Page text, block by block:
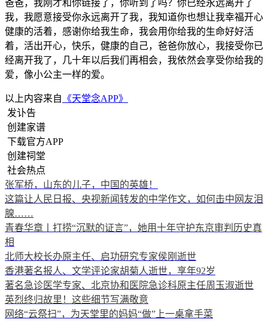
爸爸，我刚才和你链接了，你听到了吗？你已经永远离开了
我，我愿意接受你永远离开了我，我知道你也想让我幸福开心
健康的活着，感谢你给我生命，我会用你给我的生命好好活
着，活出开心，快乐，健康的自己，爸爸你放心，我接受你已
经离开我了，几十年以后我们再相会，我依然会享受你给我的
爱，像小公主一样的爱。
以上内容来自 《天堂念APP》
发讣告
创建家谱
下载官方APP
创建祠堂
社会热点
张军桥，山东的儿子，中国的英雄！
这篇让人民日报、央视新闻转发的中学作文，如何击中网友泪
腺……
青春华章丨打捞“沉默的证言”，她用十年守护东京审判历史真
相
北师大校长办原主任、启功研究专家侯刚逝世
香港著名报人、文学评论家胡菊人逝世，享年92岁
著名急诊医学专家、北京协和医院急诊科原主任周玉淑逝世
英烈终归故里！这些细节写满敬意
网络“云祭扫”，为天堂里的妈妈“做”上一桌拿手菜